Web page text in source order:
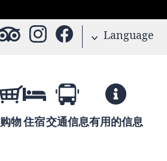
Language
购物住宿交通信息有用的信息